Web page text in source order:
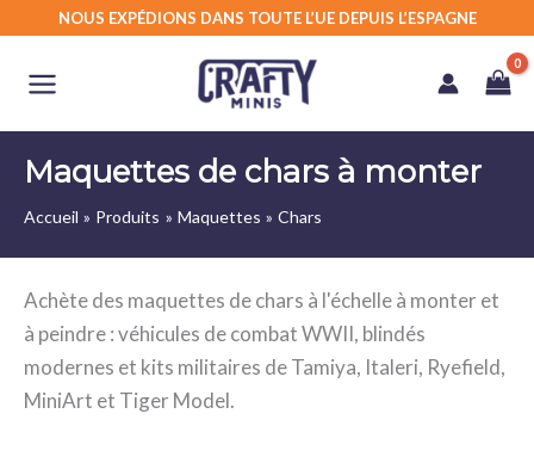
contenu
NOUS EXPÉDIONS DANS TOUTE L’UE DEPUIS L’ESPAGNE
Maquettes de chars à monter
Accueil Produits Maquettes Chars
Achète des maquettes de chars à l'échelle à monter et
à peindre : véhicules de combat WWII, blindés
modernes et kits militaires de Tamiya, Italeri, Ryefield,
MiniArt et Tiger Model.